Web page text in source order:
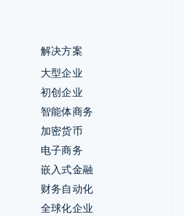
解决方案
大型企业
初创企业
智能体商务
加密货币
电子商务
嵌入式金融
财务自动化
全球化企业